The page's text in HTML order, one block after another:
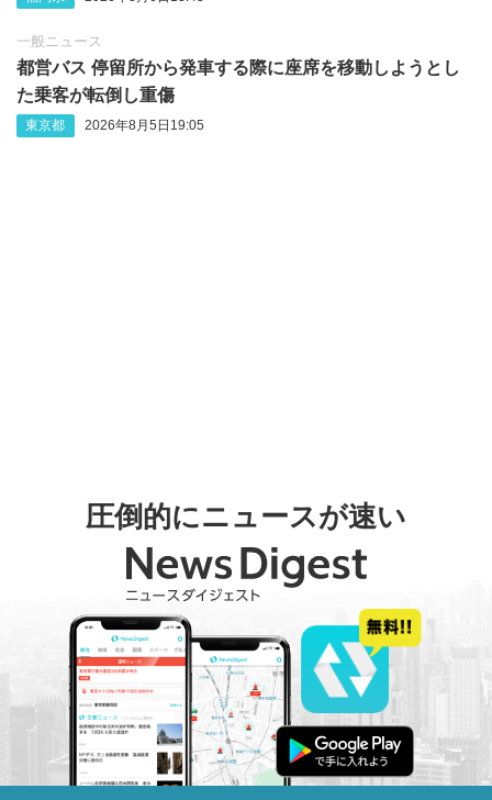
一般ニュース
都営バス 停留所から発車する際に座席を移動しようとし
た乗客が転倒し重傷
東京都 2026年8月5日19:05
圧倒的にニュースが速い